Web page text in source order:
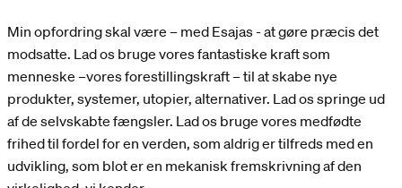
Min opfordring skal være – med Esajas - at gøre præcis det
modsatte. Lad os bruge vores fantastiske kraft som
menneske –vores forestillingskraft – til at skabe nye
produkter, systemer, utopier, alternativer. Lad os springe ud
af de selvskabte fængsler. Lad os bruge vores medfødte
frihed til fordel for en verden, som aldrig er tilfreds med en
udvikling, som blot er en mekanisk fremskrivning af den